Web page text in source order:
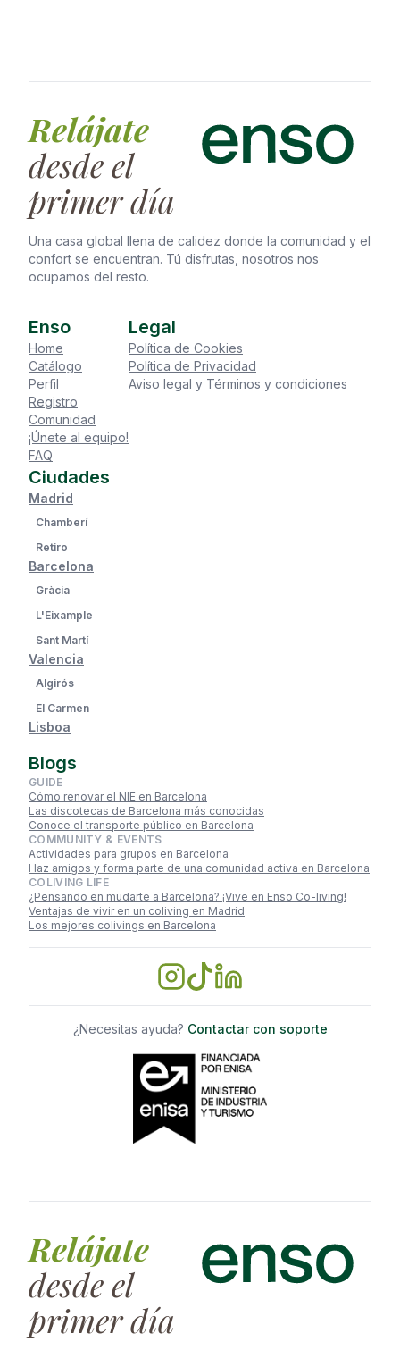
Relájate
desde el
primer día
Una casa global llena de calidez donde la comunidad y el
confort se encuentran. Tú disfrutas, nosotros nos
ocupamos del resto.
Enso
Home
Catálogo
Perfil
Registro
Comunidad
¡Únete al equipo!
FAQ
Legal
Política de Cookies
Política de Privacidad
Aviso legal y Términos y condiciones
Ciudades
Madrid
Chamberí
Retiro
Barcelona
Gràcia
L'Eixample
Sant Martí
Valencia
Algirós
El Carmen
Lisboa
Blogs
GUIDE
Cómo renovar el NIE en Barcelona
Las discotecas de Barcelona más conocidas
Conoce el transporte público en Barcelona
COMMUNITY & EVENTS
Actividades para grupos en Barcelona
Haz amigos y forma parte de una comunidad activa en Barcelona
COLIVING LIFE
¿Pensando en mudarte a Barcelona? ¡Vive en Enso Co-living!
Ventajas de vivir en un coliving en Madrid
Los mejores colivings en Barcelona
¿Necesitas ayuda? Contactar con soporte
Relájate
desde el
primer día